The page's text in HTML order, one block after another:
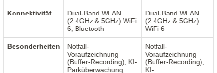
Konnektivität
Dual-Band WLAN
(2.4GHz & 5GHz) WiFi
6, Bluetooth
Dual-Band WLAN
(2.4GHz & 5GHz)
WiFi 6
Besonderheiten
Notfall-
Voraufzeichnung
(Buffer-Recording), KI-
Parküberwachung,
Notfall-
Voraufzeichnung
(Buffer-Recording),
KI-